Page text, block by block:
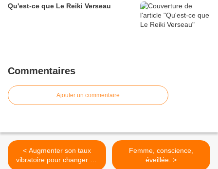
Qu'est-ce que Le Reiki Verseau
Commentaires
Ajouter un commentaire
< Augmenter son taux
vibratoire pour changer de
Femme, conscience,
éveillée. >